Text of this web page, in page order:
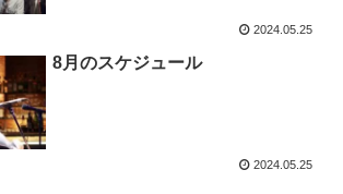
2024.05.25
8月のスケジュール
2024.05.25